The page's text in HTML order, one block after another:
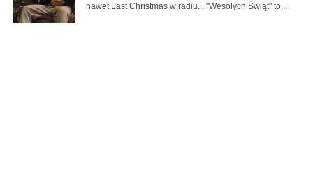
nawet Last Christmas w radiu... "Wesołych Świąt" to...